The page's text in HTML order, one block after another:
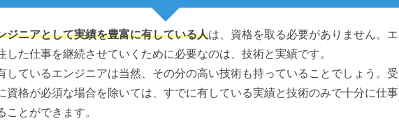
ジニアとして実績を豊富に有している人は、資格を取る必要がありません。エ
した仕事を継続させていくために必要なのは、技術と実績です。
しているエンジニアは当然、その分の高い技術も持っていることでしょう。受
資格が必須な場合を除いては、すでに有している実績と技術のみで十分に仕事
ことができます。